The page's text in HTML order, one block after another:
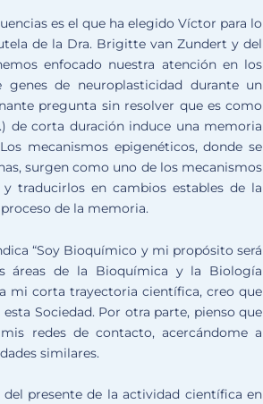
es el que ha elegido Víctor para lo
de la Dra. Brigitte van Zundert y del
enfocado nuestra atención en los
de neuroplasticidad durante un
pregunta sin resolver que es como
de corta duración induce una memoria
mecanismos epigenéticos, donde se
surgen como uno de los mecanismos
traducirlos en cambios estables de la
de la memoria.
“Soy Bioquímico y mi propósito será
áreas de la Bioquímica y la Biología
mi corta trayectoria científica, creo que
Sociedad. Por otra parte, pienso que
redes de contacto, acercándome a
similares.
presente de la actividad científica en